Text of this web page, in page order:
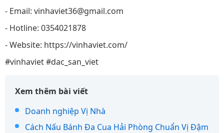
- Email: vinhaviet36@gmail.com
- Hotline: 0354021878
- Website: https://vinhaviet.com/
#vinhaviet #dac_san_viet
Xem thêm bài viết
Doanh nghiệp Vị Nhà
Cách Nấu Bánh Đa Cua Hải Phòng Chuẩn Vị Đậm